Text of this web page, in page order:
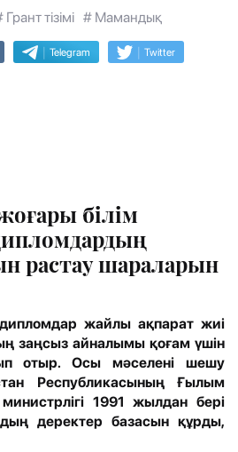
Грант тізімі # Мамандық
| Telegram | Twitter
білім
растау шараларын
жайлы ақпарат жиі
заңсыз айналымы қоғам үшін
отыр. Осы мәселені шешу
Республикасының Ғылым
1991 жылдан бері
деректер базасын құрды,